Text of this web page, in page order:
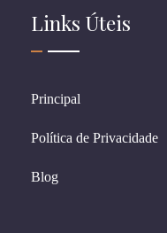
Links Úteis
Principal
Política de Privacidade
Blog